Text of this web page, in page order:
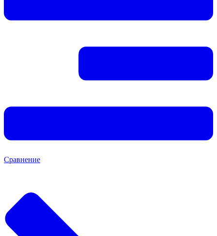
Сравнение